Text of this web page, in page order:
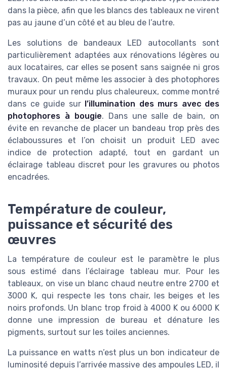
dans la pièce, afin que les blancs des tableaux ne virent
pas au jaune d’un côté et au bleu de l’autre.
Les solutions de bandeaux LED autocollants sont
particulièrement adaptées aux rénovations légères ou
aux locataires, car elles se posent sans saignée ni gros
travaux. On peut même les associer à des photophores
muraux pour un rendu plus chaleureux, comme montré
dans ce guide sur l’illumination des murs avec des
photophores à bougie. Dans une salle de bain, on
évite en revanche de placer un bandeau trop près des
éclaboussures et l’on choisit un produit LED avec
indice de protection adapté, tout en gardant un
éclairage tableau discret pour les gravures ou photos
encadrées.
Température de couleur,
puissance et sécurité des
œuvres
La température de couleur est le paramètre le plus
sous estimé dans l’éclairage tableau mur. Pour les
tableaux, on vise un blanc chaud neutre entre 2700 et
3000 K, qui respecte les tons chair, les beiges et les
noirs profonds. Un blanc trop froid à 4000 K ou 6000 K
donne une impression de bureau et dénature les
pigments, surtout sur les toiles anciennes.
La puissance en watts n’est plus un bon indicateur de
luminosité depuis l’arrivée massive des ampoules LED, il